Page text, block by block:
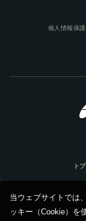
当ウェブサイトでは
ッキー（Cookie）を
個人情報保
ト